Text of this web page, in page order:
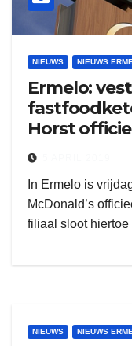
NIEUWS NIEUWS
Ermelo:
Horst
In Ermelo is
McDonald’s
filiaal sloot
NIEUWS NIEUWS